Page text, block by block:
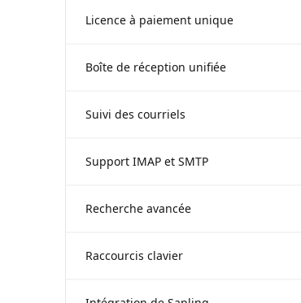
Licence à paiement unique
Boîte de réception unifiée
Suivi des courriels
Support IMAP et SMTP
Recherche avancée
Raccourcis clavier